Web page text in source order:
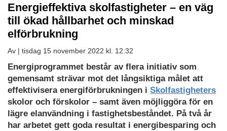
Energieffektiva skolfastigheter – en väg
till ökad hållbarhet och minskad
elförbrukning
Av | tisdag 15 november 2022 kl. 12:32
Energiprogrammet består av flera initiativ som
gemensamt strävar mot det långsiktiga målet att
effektivisera energiförbrukningen i Skolfastigheters
skolor och förskolor – samt även möjliggöra för en
lägre elanvändning i fastighetsbeståndet. På två år
har arbetet gett goda resultat i energibesparing och